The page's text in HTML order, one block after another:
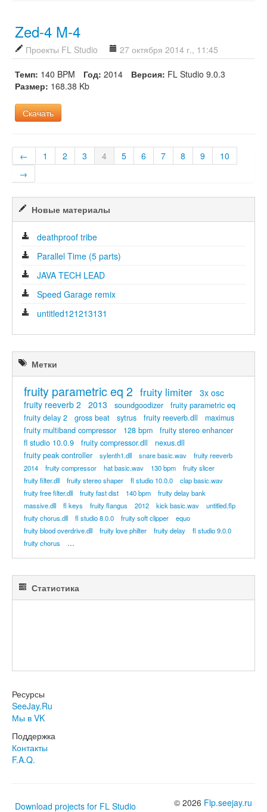
Zed-4 M-4
Проекты FL Studio 27 октября 2014 г., 11:45
Темп: 140 BPM Год: 2014 Версия: FL Studio 9.0.3
Размер: 168.38 Kb
Скачать
← 1 2 3 4 5 6 7 8 9
10
→
Новые материалы
deathproof tribe
Parallel Time (5 parts)
JAVA TECH LEAD
Speed Garage remix
untitled121213131
Метки
fruity parametric eq 2 fruity limiter 3x osc
fruity reeverb 2
2013 soundgoodizer
fruity parametric eq
fruity delay 2
gross beat sytrus fruity reeverb.dll
maximus
fruity multiband compressor
128 bpm
fruity stereo enhancer
fl studio 10.0.9
fruity compressor.dll
nexus.dll
fruity peak controller
sylenth1.dll snare basic.wav
fruity reeverb
2014
fruity compressor hat basic.wav 130 bpm
fruity slicer
fruity filter.dll
fruity stereo shaper fl studio 10.0.0
clap basic.wav
fruity free filter.dll
fruity fast dist 140 bpm
fruity delay bank
massive.dll
fl keys fruity flangus 2012 kick basic.wav
untitled.flp
fruity chorus.dll
fl studio 8.0.0 fruity soft clipper
equo
fruity blood overdrive.dll
fruity love philter fruity delay
fl studio 9.0.0
fruity chorus
...
Статистика
Ресурсы
SeeJay.Ru
Мы в VK
Поддержка
Контакты
F.A.Q.
Download projects for FL Studio © 2026 Flp.seejay.ru